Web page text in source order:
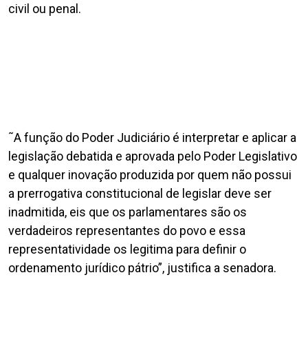
civil ou penal.
˜A função do Poder Judiciário é interpretar e aplicar a
legislação debatida e aprovada pelo Poder Legislativo
e qualquer inovação produzida por quem não possui
a prerrogativa constitucional de legislar deve ser
inadmitida, eis que os parlamentares são os
verdadeiros representantes do povo e essa
representatividade os legitima para definir o
ordenamento jurídico pátrio”, justifica a senadora.